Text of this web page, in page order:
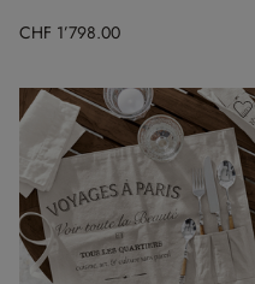
CHF 1’798.00